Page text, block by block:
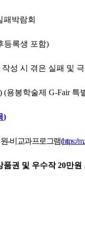
패박람회
등록생 포함)
작성 시 겪은 실패 및
) (용봉학술제 G-Fair 특
)
-비교과프로그램(https://
품권 및 우수작20만원